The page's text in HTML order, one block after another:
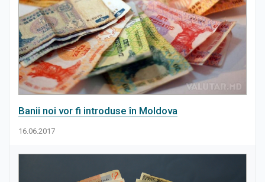
Banii noi vor fi introduse în Moldova
16.06.2017